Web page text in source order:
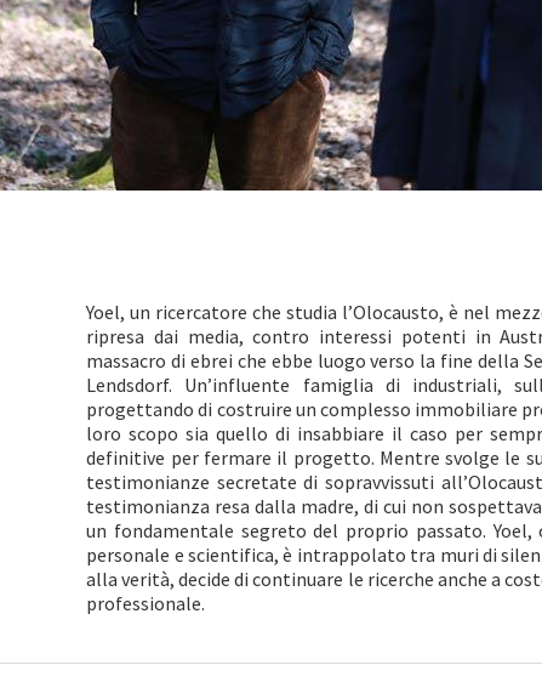
Yoel, un ricercatore che studia l’Olocausto, è nel
ripresa dai media, contro interessi potenti in
massacro di ebrei che ebbe luogo verso la fine della
Lendsdorf. Un’influente famiglia di industriali,
progettando di costruire un complesso immobiliare
loro scopo sia quello di insabbiare il caso per
definitive per fermare il progetto. Mentre svolge le
testimonianze secretate di sopravvissuti
testimonianza resa dalla madre, di cui non
un fondamentale segreto del proprio passato. Yoel,
personale e scientifica, è intrappolato tra muri di
alla verità, decide di continuare le ricerche anche a
professionale.